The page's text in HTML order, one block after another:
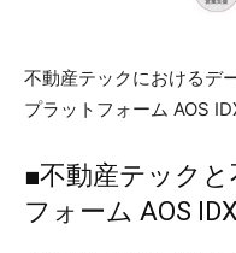
不動産テックにおけるデ
プラットフォーム AOS
■不動産テック
フォーム AOS